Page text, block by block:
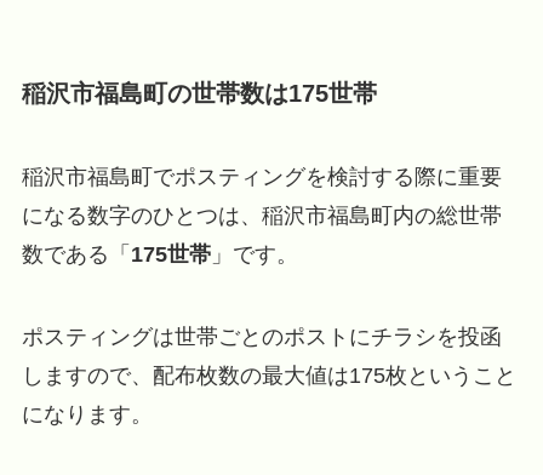
稲沢市福島町の世帯数は175世帯
稲沢市福島町でポスティングを検討する際に重要
になる数字のひとつは、稲沢市福島町内の総世帯
数である「 175世帯」です。
ポスティングは世帯ごとのポストにチラシを投函
しますので、配布枚数の最大値は175枚ということ
になります。